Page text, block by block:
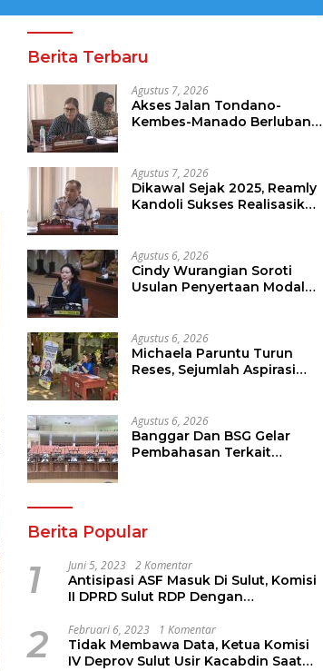
Berita Terbaru
Agustus 7, 2026
Akses Jalan Tondano-
Kembes-Manado Berlubang,
Agustus 7, 2026
Dikawal Sejak 2025, Reamly
Kandoli Sukses Realisasikan
Tahun Depan
Agustus 6, 2026
Cindy Wurangian Soroti
Usulan Penyertaan Modal
Agustus 6, 2026
Michaela Paruntu Turun
Reses, Sejumlah Aspirasi
Agustus 6, 2026
Banggar Dan BSG Gelar
Pembahasan Terkait
Berita Popular
1 Juni 5, 2023 2 Komentar
Antisipasi ASF Masuk Di Sulut, Komisi
II DPRD Sulut RDP Dengan
Jems Tuuk
2 Februari 6, 2023 1 Komentar
Tidak Membawa Data, Ketua Komisi
IV Deprov Sulut Usir Kacabdin Saat